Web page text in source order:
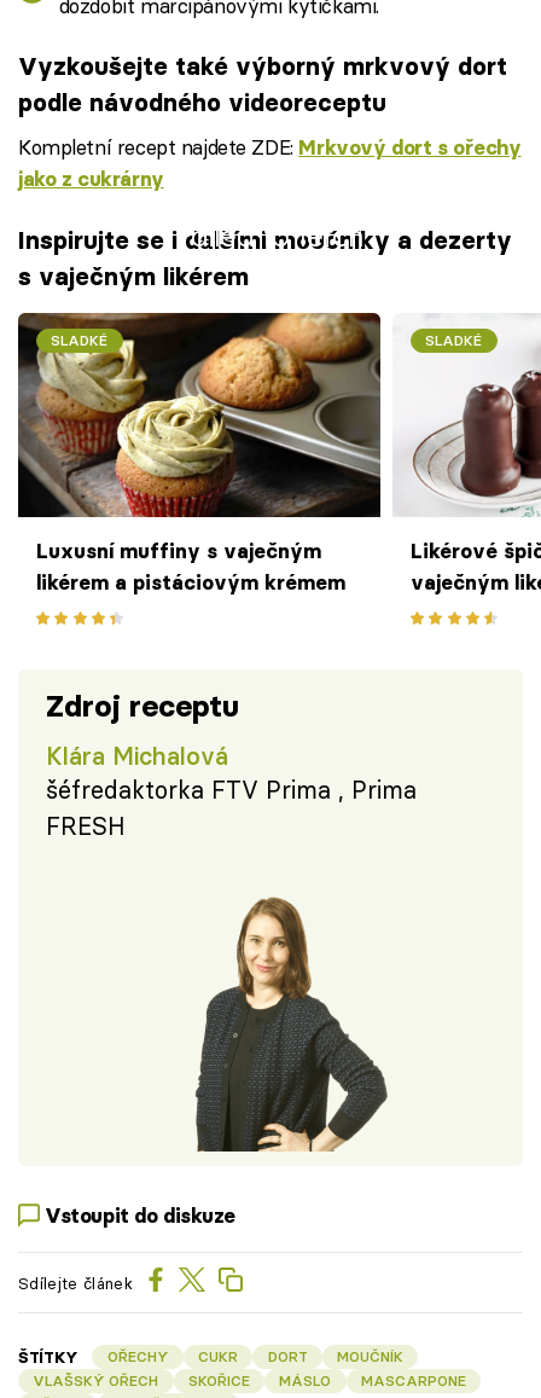
Vyzkoušejte také výborný mrkvový dort
podle návodného videoreceptu
Kompletní recept najdete ZDE: Mrkvový dort s ořechy
jako z cukrárny
Failed to fetch
Inspirujte se i dalšími moučníky a dezerty
s vaječným likérem
SLADKÉ
Luxusní muffiny s vaječným
likérem a pistáciovým krémem
SLADKÉ
Likérové
vaječným
van Gils
Zdroj receptu
Klára Michalová
šéfredaktorka FTV Prima , Prima
FRESH
Vstoupit do diskuze
Sdílejte článek
ŠTÍTKY OŘECHY CUKR DORT
MOUČNÍK
VLAŠSKÝ OŘECH
SKOŘICE MÁSLO
MASCARPONE